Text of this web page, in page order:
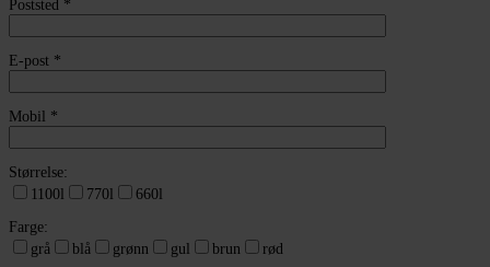
Poststed *
E-post *
Mobil *
Størrelse:
1100l
770l
660l
Farge:
grå
blå grønn gul brun
rød